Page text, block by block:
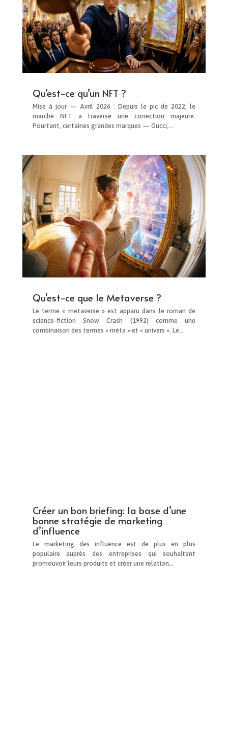
Qu’est-ce qu’un NFT ?
Mise à jour — Avril 2026 : Depuis le pic de 2022, le
marché NFT a traversé une correction majeure.
Pourtant, certaines grandes marques — Gucci,…
Qu’est-ce que le Metaverse ?
Le terme « metaverse » est apparu dans le roman de
science-fiction Snow Crash (1992) comme une
combinaison des termes « méta » et « univers ». Le…
bonne stratégie de marketing
d’influence
Le marketing des influence est de plus en plus
populaire auprès des entreprises qui souhaitent
promouvoir leurs produits et créer une relation…